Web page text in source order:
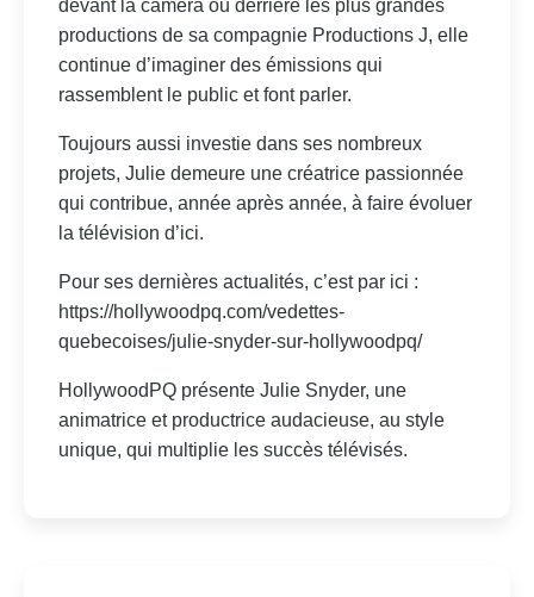
devant la caméra ou derrière les plus grandes
productions de sa compagnie Productions J, elle
continue d’imaginer des émissions qui
rassemblent le public et font parler.
Toujours aussi investie dans ses nombreux
projets, Julie demeure une créatrice passionnée
qui contribue, année après année, à faire évoluer
la télévision d’ici.
Pour ses dernières actualités, c’est par ici :
https://hollywoodpq.com/vedettes-
quebecoises/julie-snyder-sur-hollywoodpq/
HollywoodPQ présente Julie Snyder, une
animatrice et productrice audacieuse, au style
unique, qui multiplie les succès télévisés.